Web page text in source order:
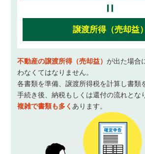
譲渡所得（売却益）
不動産の譲渡所得（売却益） が出た場合
わなくてはなりません。
各書類を準備、譲渡所得税を計算し書類
手続き後、納税もしくは還付の流れとな
複雑で書類も多く あります。